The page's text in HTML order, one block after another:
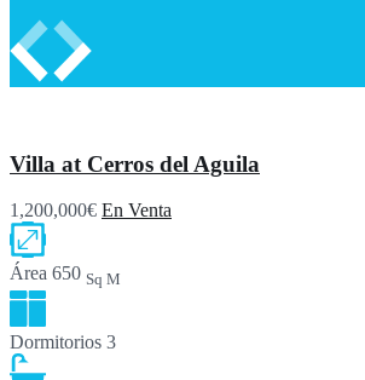
Villa at Cerros del Aguila
1,200,000€ En Venta
Área 650 Sq M
Dormitorios 3